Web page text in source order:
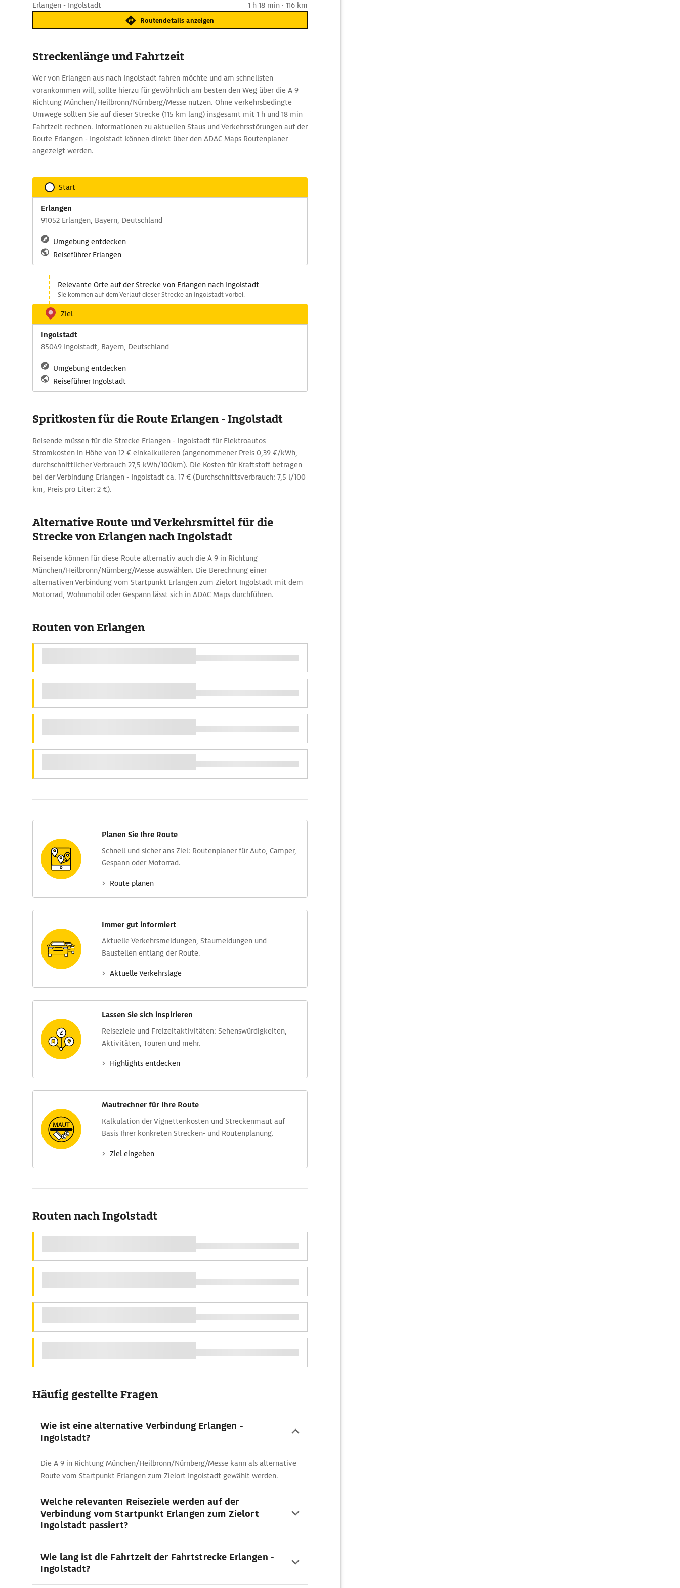
Erlangen - Ingolstadt 1 h 18 min · 116 km
Routendetails anzeigen
Streckenlänge und Fahrtzeit
Wer von Erlangen aus nach Ingolstadt fahren möchte und am schnellsten
vorankommen will, sollte hierzu für gewöhnlich am besten den Weg über die A 9
Richtung München/Heilbronn/Nürnberg/Messe nutzen. Ohne verkehrsbedingte
Umwege sollten Sie auf dieser Strecke (115 km lang) insgesamt mit 1 h und 18 min
Fahrtzeit rechnen. Informationen zu aktuellen Staus und Verkehrsstörungen auf der
Route Erlangen - Ingolstadt können direkt über den ADAC Maps Routenplaner
angezeigt werden.
Start
Erlangen
91052 Erlangen, Bayern, Deutschland
Umgebung entdecken
Reiseführer Erlangen
Relevante Orte auf der Strecke von Erlangen nach Ingolstadt
Sie kommen auf dem Verlauf dieser Strecke an Ingolstadt vorbei.
Ziel
Ingolstadt
85049 Ingolstadt, Bayern, Deutschland
Umgebung entdecken
Reiseführer Ingolstadt
Spritkosten für die Route Erlangen - Ingolstadt
Reisende müssen für die Strecke Erlangen - Ingolstadt für Elektroautos
Stromkosten in Höhe von 12 € einkalkulieren (angenommener Preis 0,39 €/kWh,
durchschnittlicher Verbrauch 27,5 kWh/100km). Die Kosten für Kraftstoff betragen
bei der Verbindung Erlangen - Ingolstadt ca. 17 € (Durchschnittsverbrauch: 7,5 l/100
km, Preis pro Liter: 2 €).
Alternative Route und Verkehrsmittel für die
Strecke von Erlangen nach Ingolstadt
Reisende können für diese Route alternativ auch die A 9 in Richtung
München/Heilbronn/Nürnberg/Messe auswählen. Die Berechnung einer
alternativen Verbindung vom Startpunkt Erlangen zum Zielort Ingolstadt mit dem
Motorrad, Wohnmobil oder Gespann lässt sich in ADAC Maps durchführen.
Routen von Erlangen
Planen Sie Ihre Route
Schnell und sicher ans Ziel: Routen­planer für Auto, Camper,
Gespann oder Motorrad.
Route planen
Immer gut informiert
Aktuelle Verkehrs­meldungen, Stau­meldungen und
Baustellen entlang der Route.
Aktuelle Verkehrs­lage
Lassen Sie sich inspirieren
Reise­ziele und Freizeit­aktivitäten: Sehens­würdig­keiten,
Aktivitäten, Touren und mehr.
Highlights entdecken
Mautrechner für Ihre Route
Kalkulation der Vignettenkosten und Streckenmaut auf
Basis Ihrer konkreten Strecken- und Routenplanung.
Ziel eingeben
Routen nach Ingolstadt
Häufig gestellte Fragen
Wie ist eine alternative Verbindung Erlangen -
Ingolstadt?
Die A 9 in Richtung München/Heilbronn/Nürnberg/Messe kann als alternative
Route vom Startpunkt Erlangen zum Zielort Ingolstadt gewählt werden.
Welche relevanten Reiseziele werden auf der
Verbindung vom Startpunkt Erlangen zum Zielort
Ingolstadt passiert?
Wie lang ist die Fahrtzeit der Fahrtstrecke Erlangen -
Ingolstadt?